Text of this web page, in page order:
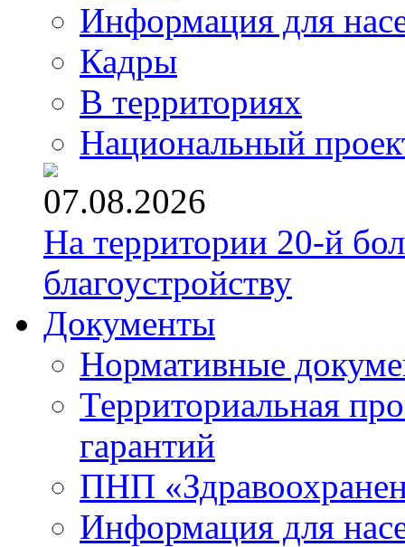
Информация для
Кадры
В территориях
Национальный
07.08.2026
На территории 20-й
благоустройству
Документы
Нормативные
Территориальная
гарантий
ПНП
Информация для